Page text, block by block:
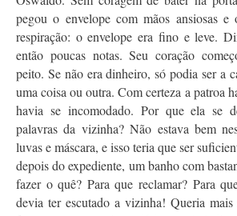
pegou o envelope com mãos ansiosas e
respiração: o envelope era fino e leve.
então poucas notas. Seu coração
peito. Se não era dinheiro, só podia ser a
uma coisa ou outra. Com certeza a patroa
havia se incomodado. Por que ela se
palavras da vizinha? Não estava bem
luvas e máscara, e isso teria que ser
depois do expediente, um banho com
fazer o quê? Para que reclamar? Para
devia ter escutado a vizinha! Queria